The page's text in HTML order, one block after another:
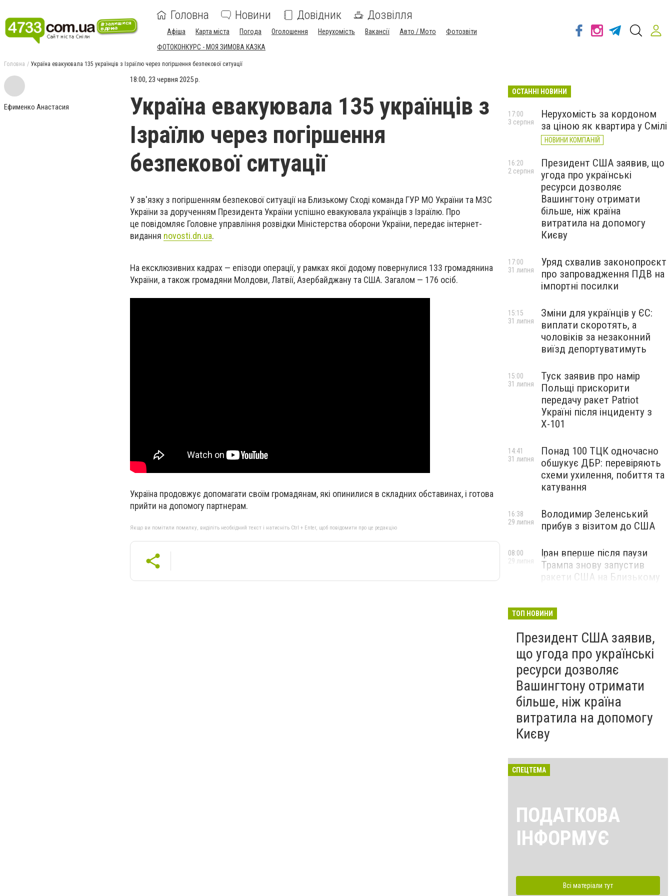
Головна Новини Довідник Дозвілля
Афіша Карта міста Погода Оголошення Нерухомість Вакансії Авто / Мото
Фотозвіти
ФОТОКОНКУРС - МОЯ ЗИМОВА КАЗКА
Головна Україна евакуювала 135 українців з Ізраїлю через погіршення безпекової ситуації
Ефименко Анастасия
18:00, 23 червня 2025 р.
Україна евакуювала 135 українців з
Ізраїлю через погіршення
безпекової ситуації
У зв'язку з погіршенням безпекової ситуації на Близькому Сході команда ГУР МО України та МЗС
України за дорученням Президента України успішно евакуювала українців з Ізраїлю. Про
це повідомляє Головне управління розвідки Міністерства оборони України, передає інтернет-
видання novosti.dn.ua.
На ексклюзивних кадрах — епізоди операції, у рамках якої додому повернулися 133 громадянина
України, а також громадяни Молдови, Латвії, Азербайджану та США. Загалом — 176 осіб.
Україна продовжує допомагати своїм громадянам, які опинилися в складних обставинах, і готова
прийти на допомогу партнерам.
Якщо ви помітили помилку, виділіть необхідний текст і натисніть Ctrl + Enter, щоб повідомити про це редакцію
ОСТАННІ НОВИНИ
Нерухомість за кордоном
за ціною як квартира у Смілі
НОВИНИ КОМПАНІЙ
17:00
3 серпня
Президент США заявив, що
угода про українські
ресурси дозволяє
Вашингтону отримати
більше, ніж країна
витратила на допомогу
Києву
16:20
2 серпня
Уряд схвалив законопроєкт
про запровадження ПДВ на
імпортні посилки
17:00
31 липня
Зміни для українців у ЄС:
виплати скоротять, а
чоловіків за незаконний
виїзд депортуватимуть
15:15
31 липня
Туск заявив про намір
Польщі прискорити
передачу ракет Patriot
Україні після інциденту з
Х-101
15:00
31 липня
Понад 100 ТЦК одночасно
обшукує ДБР: перевіряють
схеми ухилення, побиття та
катування
14:41
31 липня
Володимир Зеленський
прибув з візитом до США
16:38
29 липня
Іран вперше після паузи
Трампа знову запустив
ракети США на Близькому
08:00
29 липня
ТОП НОВИНИ
Президент США заявив,
що угода про українські
ресурси дозволяє
Вашингтону отримати
більше, ніж країна
витратила на допомогу
Києву
СПЕЦТЕМА
ПОДАТКОВА
ІНФОРМУЄ
Всі матеріали тут